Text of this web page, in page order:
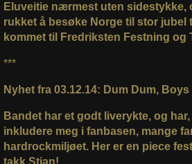
Eluveitie nærmest uten sidestykke,
rukket å besøke Norge til stor jubel
kommet til
Fredriksten Festning og
***
Nyhet fra 03.12.14: Dum Dum, Boys
Bandet har et godt liverykte, og
inkludere meg i fanbasen, mange
hardrockmiljøet. Her er en piece